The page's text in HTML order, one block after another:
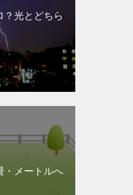
？光とどちら
・メートルへ